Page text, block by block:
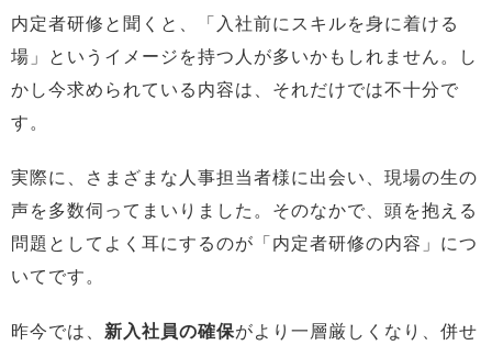
内定者研修と聞くと、「入社前にスキルを身に着ける
場」というイメージを持つ人が多いかもしれません。し
かし今求められている内容は、それだけでは不十分で
す。
実際に、さまざまな人事担当者様に出会い、現場の生の
声を多数伺ってまいりました。そのなかで、頭を抱える
問題としてよく耳にするのが「内定者研修の内容」につ
いてです。
昨今では、 新入社員の確保がより一層厳しくなり、併せ